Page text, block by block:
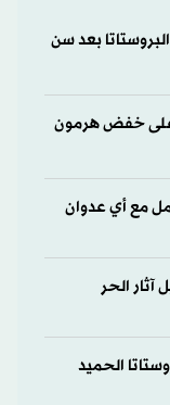
بعد سن
على خفض هرمون
مع أي عدوان
آثار الحر
الحميد